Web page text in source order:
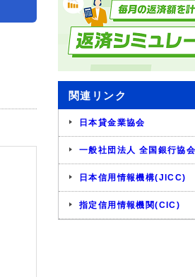
関連リンク
日本貸金業協会
一般社団法人 全国銀行協会
日本信用情報機構(JICC)
指定信用情報機関(CIC)